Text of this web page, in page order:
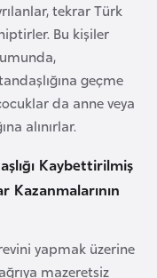
tekrar Türk
Bu kişiler
geçme
da anne veya
alınırlar.
Kaybettirilmiş
Kazanmalarının
yapmak üzerine
mazeretsiz